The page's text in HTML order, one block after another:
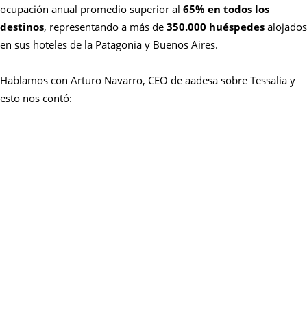
ocupación anual promedio superior al 65% en todos los
destinos, representando a más de 350.000 huéspedes alojados
en sus hoteles de la Patagonia y Buenos Aires.
Hablamos con Arturo Navarro, CEO de aadesa sobre Tessalia y
esto nos contó: